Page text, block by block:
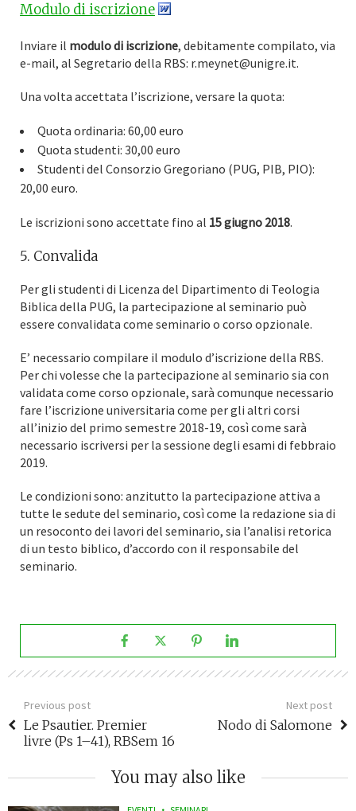
Modulo di iscrizione
Inviare il modulo di iscrizione, debitamente compilato, via
e-mail, al Segretario della RBS: r.meynet@unigre.it.
Una volta accettata l’iscrizione, versare la quota:
Quota ordinaria: 60,00 euro
Quota studenti: 30,00 euro
Studenti del Consorzio Gregoriano (PUG, PIB, PIO):
20,00 euro.
Le iscrizioni sono accettate fino al 15 giugno 2018.
5. Convalida
Per gli studenti di Licenza del Dipartimento di Teologia
Biblica della PUG, la partecipazione al seminario può
essere convalidata come seminario o corso opzionale.
E’ necessario compilare il modulo d’iscrizione della RBS.
Per chi volesse che la partecipazione al seminario sia con
validata come corso opzionale, sarà comunque necessario
fare l’iscrizione universitaria come per gli altri corsi
all’inizio del primo semestre 2018-19, così come sarà
necessario iscriversi per la sessione degli esami di febbraio
2019.
Le condizioni sono: anzitutto la partecipazione attiva a
tutte le sedute del seminario, così come la redazione sia di
un resoconto dei lavori del seminario, sia l’analisi retorica
di un testo biblico, d’accordo con il responsabile del
seminario.
Previous post
Le Psautier. Premier
livre (Ps 1–41), RBSem 16
Next post
Nodo di Salomone
You may also like